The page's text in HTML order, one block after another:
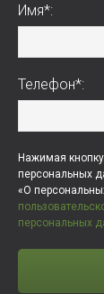
Имя*:
Телефон*:
Нажимая
персональных
«О
персональных